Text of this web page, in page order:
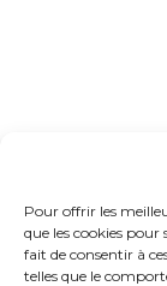
Pour offrir les
que les cookies
fait de consentir à
telles que le